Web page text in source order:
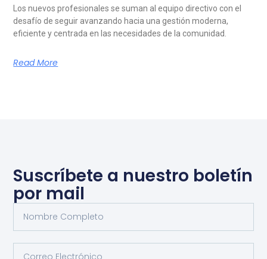
Los nuevos profesionales se suman al equipo directivo con el
desafío de seguir avanzando hacia una gestión moderna,
eficiente y centrada en las necesidades de la comunidad.
Read More
Suscríbete a nuestro boletín
por mail